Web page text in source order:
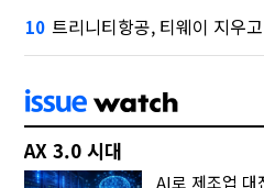
10 트리니티항공, 티웨이 지우
AX 3.0 시대